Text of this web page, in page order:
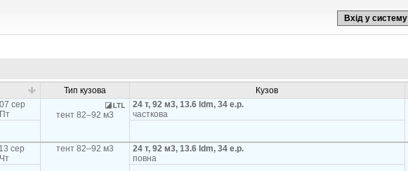
Вхід у систему
Тип кузова Кузов
сер
тент 82–92 м3
24 т, 92 м3, 13.6 ldm, 34 e.p.
часткова
сер
тент 82–92 м3
24 т, 92 м3, 13.6 ldm, 34 e.p.
повна